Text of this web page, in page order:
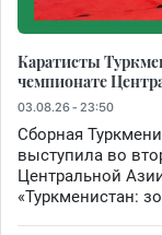
Каратисты
чемпионате
03.08.26 - 23:50
Сборная
выступила во
Центральной
«Туркменистан: